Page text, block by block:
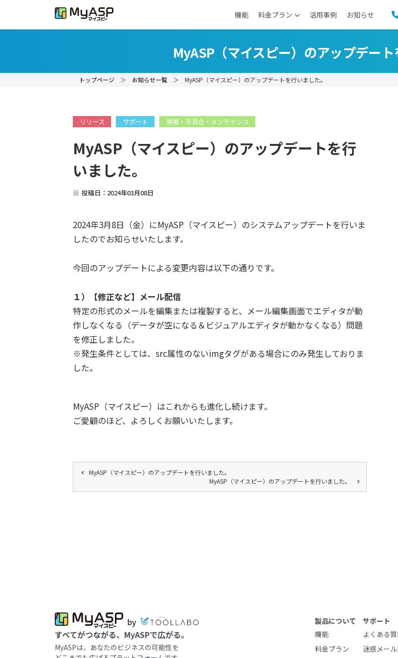
機能 料金プラン 活用事例 お知らせ
MyASP（マイスピー）のアップデート
トップページ ＞ お知らせ一覧 ＞ MyASP（マイスピー）のアップデートを行いました。
リリース サポート 障害・不具合・メンテナンス
MyASP（マイスピー）のアップデートを行
いました。
投稿日：2024年03月08日
2024年3月8日（金）にMyASP（マイスピー）のシステムアップデートを行いま
したのでお知らせいたします。
今回のアップデートによる変更内容は以下の通りです。
１）【修正など】メール配信
特定の形式のメールを編集または複製すると、メール編集画面でエディタが動
作しなくなる（データが空になる＆ビジュアルエディタが動かなくなる）問題
を修正しました。
※発生条件としては、src属性のないimgタグがある場合にのみ発生しておりま
した。
MyASP（マイスピー）はこれからも進化し続けます。
ご愛顧のほど、よろしくお願いいたします。
MyASP（マイスピー）のアップデートを行いました。
MyASP（マイスピー）のアップデートを行いました。
by
すべてがつながる、MyASPで広がる。
MyASPは、あなたのビジネスの可能性を
製品について
機能
料金プラン
サポート
よくある
迷惑メー